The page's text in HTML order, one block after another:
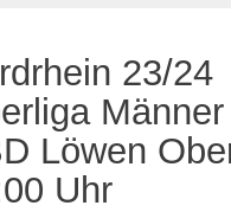
23/24
Löwen
Uhr